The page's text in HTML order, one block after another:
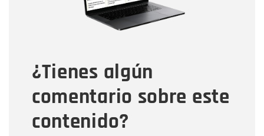
¿Tienes algún
comentario sobre este
contenido?
Tipo de comentario
Mensaje